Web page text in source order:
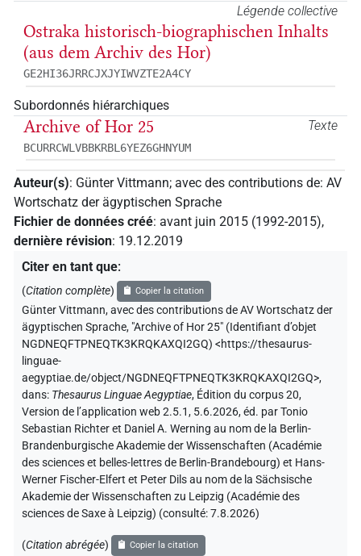
Légende collective
Ostraka historisch-biographischen Inhalts
(aus dem Archiv des Hor)
GE2HI36JRRCJXJYIWVZTE2A4CY
Subordonnés hiérarchiques
Texte
Archive of Hor 25
BCURRCWLVBBKRBL6YEZ6GHNYUM
Auteur(s): Günter Vittmann; avec des contributions de: AV
Wortschatz der ägyptischen Sprache
Fichier de données créé: avant juin 2015 (1992-2015),
dernière révision: 19.12.2019
Citer en tant que:
(Citation complète) Copier la citation
Günter Vittmann,avec des contributions deAV Wortschatz der
ägyptischen Sprache, "Archive of Hor 25" (Identifiant d’objet
NGDNEQFTPNEQTK3KRQKAXQI2GQ) <https://thesaurus-
linguae-
aegyptiae.de/object/NGDNEQFTPNEQTK3KRQKAXQI2GQ>,
dans: Thesaurus Linguae Aegyptiae, Édition du corpus 20,
Version de l’application web 2.5.1, 5.6.2026, éd. par Tonio
Sebastian Richter et Daniel A. Werning au nom de la Berlin-
Brandenburgische Akademie der Wissenschaften (Académie
des sciences et belles-lettres de Berlin-Brandebourg) et Hans-
Werner Fischer-Elfert et Peter Dils au nom de la Sächsische
Akademie der Wissenschaften zu Leipzig (Académie des
sciences de Saxe à Leipzig) (consulté:7.8.2026)
(Citation abrégée) Copier la citation